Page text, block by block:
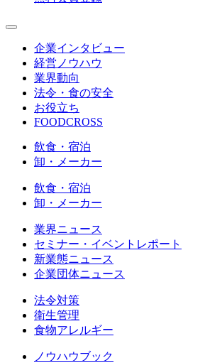
企業インタビュー
経営ノウハウ
業界動向
法令・食の安全
お役立ち
FOODCROSS
飲食・宿泊
卸・メーカー
飲食・宿泊
卸・メーカー
業界ニュース
セミナー・イベントレポート
新業態ニュース
企業団体ニュース
法令対策
衛生管理
食物アレルギー
ノウハウブック